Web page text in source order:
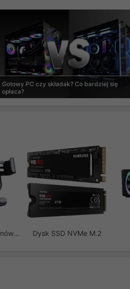
Gotowy PC czy składak? Co bardziej się
opłaca?
Akcesoria do telefonów GSM Dysk SSD NVMe M.2